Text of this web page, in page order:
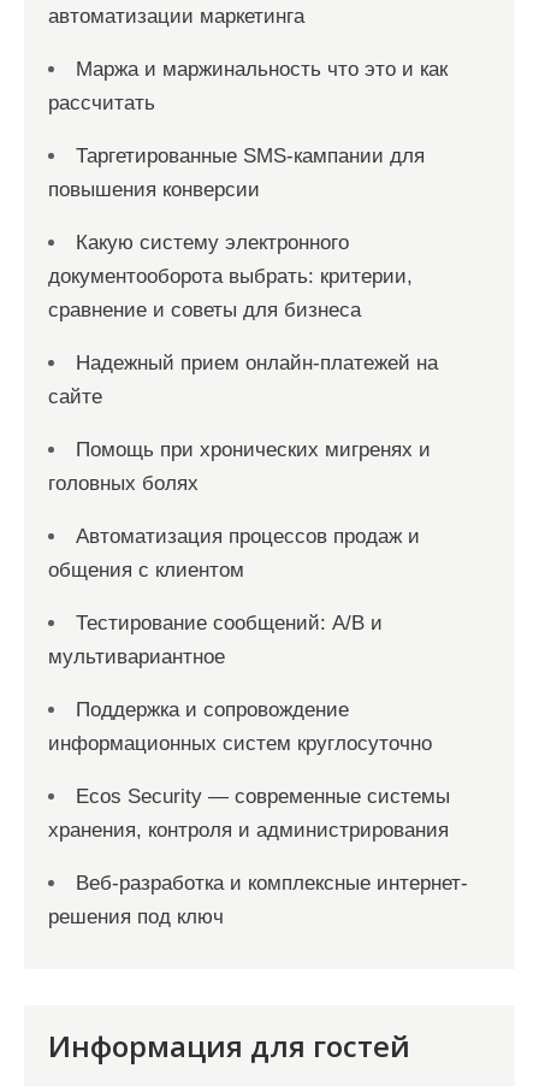
автоматизации маркетинга
Маржа и маржинальность что это и как
рассчитать
Таргетированные SMS-кампании для
повышения конверсии
Какую систему электронного
документооборота выбрать: критерии,
сравнение и советы для бизнеса
Надежный прием онлайн-платежей на
сайте
Помощь при хронических мигренях и
головных болях
Автоматизация процессов продаж и
общения с клиентом
Тестирование сообщений: A/B и
мультивариантное
Поддержка и сопровождение
информационных систем круглосуточно
Ecos Security — современные системы
хранения, контроля и администрирования
Веб-разработка и комплексные интернет-
решения под ключ
Информация для гостей